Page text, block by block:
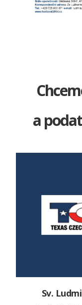
a
Sv.